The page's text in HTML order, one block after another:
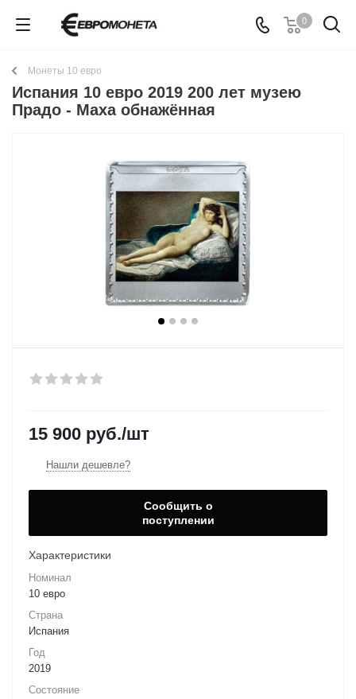
0
Монеты 10 евро
Испания 10 евро 2019 200 лет музею
Прадо - Маха обнажённая
15 900 руб./шт
Нашли дешевле?
Сообщить о
поступлении
Характеристики
Номинал
10 евро
Страна
Испания
Год
2019
Состояние